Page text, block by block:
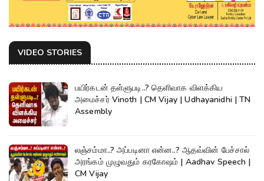
VIDEO STORIES
பயிர்கடன் தள்ளுபடி..? தெளிவாக விளக்கிய
அமைச்சர் Vinoth | CM Vijay | Udhayanidhi | TN
Assembly
லஞ்சம்மா..? அப்படினா என்ன..? ஆதவ்வின் பேச்சால்
அரங்கம் முழுவதும் கரகோஷம் | Aadhav Speech |
CM Vijay